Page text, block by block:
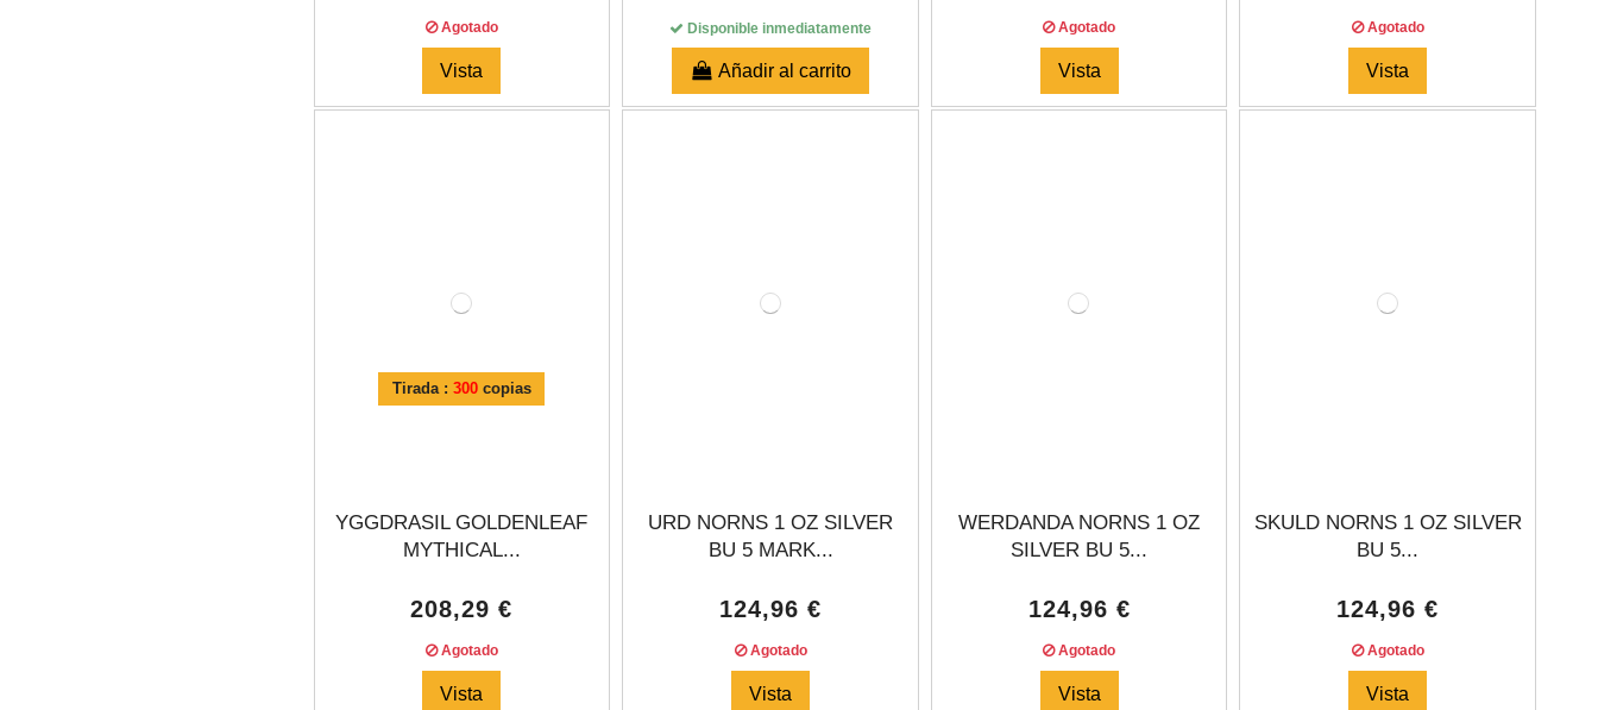
Agotado
Vista
Disponible inmediatamente
Añadir al carrito
Agotado
Vista
Agotado
Vista
Tirada : 300copias
YGGDRASIL GOLDENLEAF
MYTHICAL...
208,29 €
Agotado
Vista
URD NORNS 1 OZ SILVER
BU 5 MARK...
124,96 €
Agotado
Vista
WERDANDA NORNS 1 OZ
SILVER BU 5...
124,96 €
Agotado
Vista
SKULD NORNS 1 OZ SILVER
BU 5...
124,96 €
Agotado
Vista